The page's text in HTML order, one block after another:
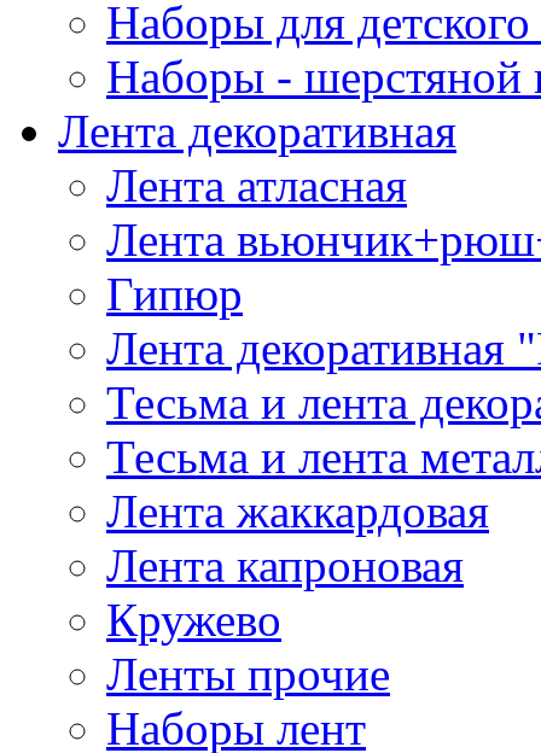
Наборы для
Наборы - шерстяной
Лента декоративная
Лента атласная
Лента
Гипюр
Лента декоративная
Тесьма и лента
Тесьма и лента
Лента жаккардовая
Лента капроновая
Кружево
Ленты прочие
Наборы лент